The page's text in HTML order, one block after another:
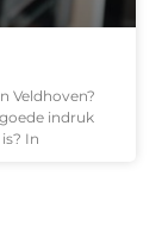
Veldhoven?
indruk
In